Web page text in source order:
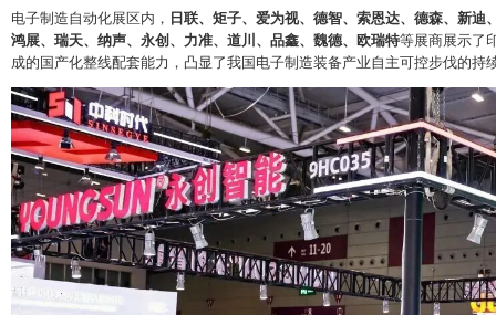
电子制造自动化展区内， 日联、矩子、爱为视、德智、索恩达、德森、新迪
鸿展、瑞天、纳声、永创、力准、道川、品鑫、魏德、欧瑞特等展商展示了
成的国产化整线配套能力，凸显了我国电子制造装备产业自主可控步伐的持